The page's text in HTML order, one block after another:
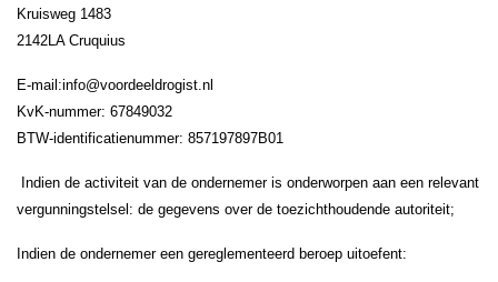
Kruisweg 1483
2142LA Cruquius
E-mail:info@voordeeldrogist.nl
KvK-nummer: 67849032
BTW-identificatienummer: 857197897B01
Indien de activiteit van de ondernemer is onderworpen aan een relevant
vergunningstelsel: de gegevens over de toezichthoudende autoriteit;
Indien de ondernemer een gereglementeerd beroep uitoefent: